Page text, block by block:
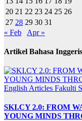
20 21 22 23 24 25 26
27 28 29 30 31
« Feb
Apr »
Artikel Bahasa Inggeris
English Articles Fakulti
SKI.CY 2.0: FROM
YOUNG MINDS